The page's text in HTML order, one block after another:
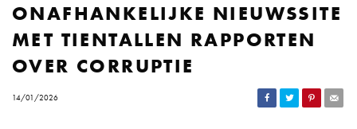
ONAFHANKELIJKE NIEUWSSITE
MET TIENTALLEN RAPPORTEN
OVER CORRUPTIE
14/01/2026